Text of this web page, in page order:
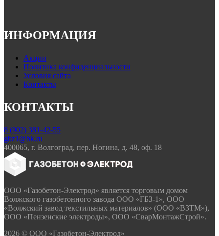
ИНФОРМАЦИЯ
Акции
Политика конфиденциальности
Условия сайта
Контакты
КОНТАКТЫ
8 (902) 381-42-55
gbz1@bk.ru
400065, г. Волгоград, пер. Ногина, д. 48, оф. 18
ООО «Газобетон-Электрод» является торговым домом
Волжского газобетонного завода ООО «ГБЗ-1», ООО
«Волжский завод текстильных материалов» (ООО «ВЗТМ»),
ООО «Пензенские электроды», ООО «СварМонтажСтрой».
2026 © ООО «Газобетон-Электрод»